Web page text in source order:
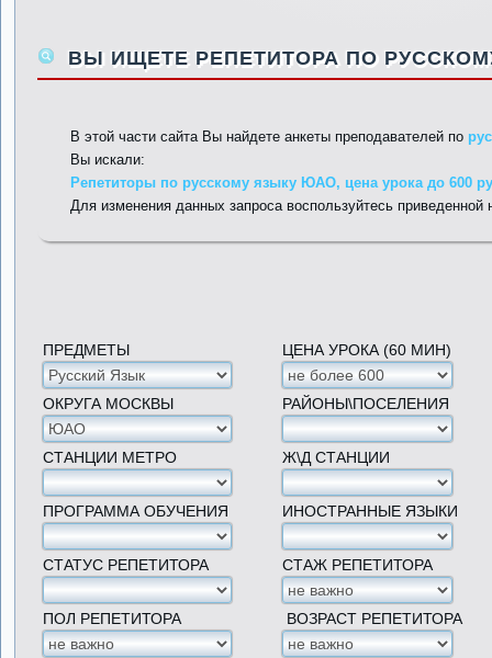
ВЫ ИЩЕТЕ РЕПЕТИТОРА ПО
В этой части сайта Вы найдете анкеты преподавателей по
Вы искали:
Репетиторы по русскому языку ЮАО, цена урока до 600
Для изменения данных запроса воспользуйтесь
ПРЕДМЕТЫ ЦЕНА УРОКА (60 МИН)
ОКРУГА МОСКВЫ РАЙОНЫ\ПОСЕЛЕНИЯ
СТАНЦИИ МЕТРО Ж\Д СТАНЦИИ
ПРОГРАММА ОБУЧЕНИЯ ИНОСТРАННЫЕ ЯЗЫКИ
СТАТУС РЕПЕТИТОРА СТАЖ РЕПЕТИТОРА
ПОЛ РЕПЕТИТОРА ВОЗРАСТ РЕПЕТИТОРА